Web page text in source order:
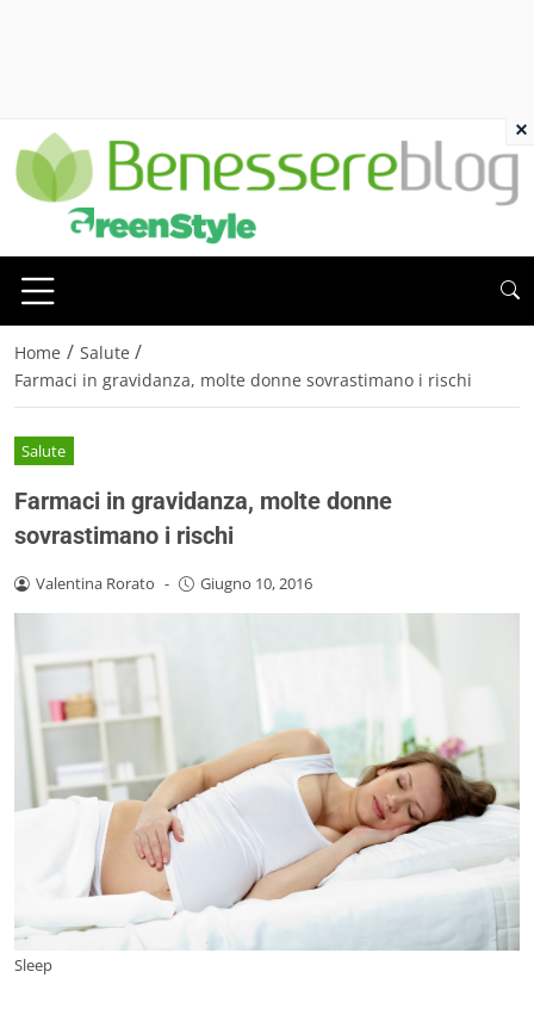
Home / Salute /
Farmaci in gravidanza, molte donne sovrastimano i rischi
Salute
Farmaci in gravidanza, molte donne
sovrastimano i rischi
Valentina Rorato - Giugno 10, 2016
Sleep
×